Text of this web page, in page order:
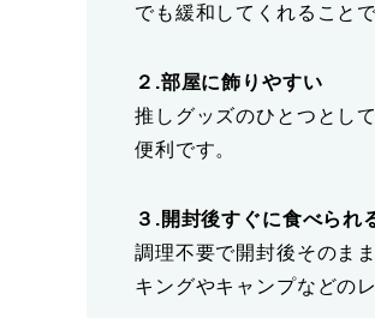
でも緩和してくれることで
２.部屋に飾りやすい
推しグッズのひとつとし
便利です。
３.開封後すぐに食べられ
調理不要で開封後そのま
キングやキャンプなどの